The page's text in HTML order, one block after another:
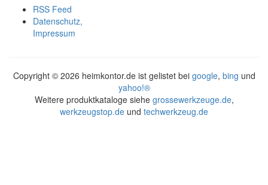
RSS Feed
Datenschutz,
Impressum
Copyright © 2026 heimkontor.de ist gelistet bei google, bing und
yahoo!®
Weitere produktkataloge siehe grossewerkzeuge.de,
werkzeugstop.de und techwerkzeug.de